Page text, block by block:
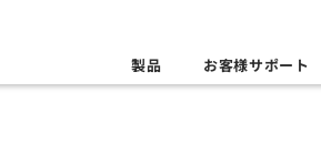
製品
お客様サポート